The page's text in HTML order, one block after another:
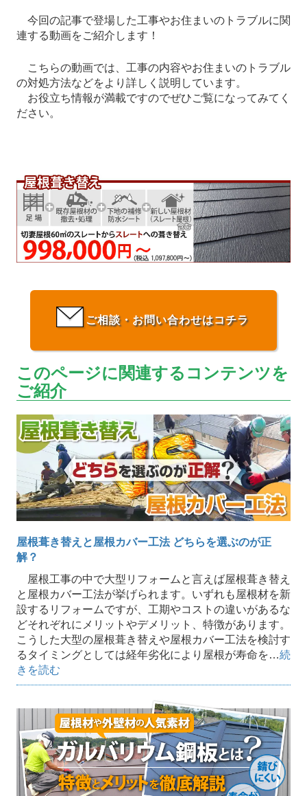
今回の記事で登場した工事やお住まいのトラブルに関
連する動画をご紹介します！
こちらの動画では、工事の内容やお住まいのトラブル
の対処方法などをより詳しく説明しています。
お役立ち情報が満載ですのでぜひご覧になってみてく
ださい。
ご相談・お問い合わせはコチラ
このページに関連するコンテンツを
ご紹介
屋根葺き替えと屋根カバー工法 どちらを選ぶのが正
解？
屋根工事の中で大型リフォームと言えば屋根葺き替え
と屋根カバー工法が挙げられます。いずれも屋根材を新
設するリフォームですが、工期やコストの違いがあるな
どそれぞれにメリットやデメリット、特徴があります。
こうした大型の屋根葺き替えや屋根カバー工法を検討す
るタイミングとしては経年劣化により屋根が寿命を…続
きを読む